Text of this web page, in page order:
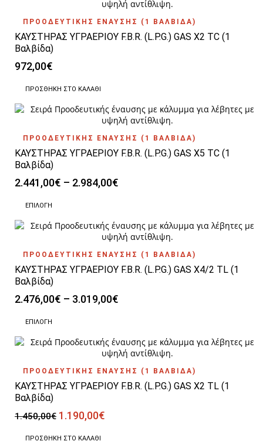
παραλλαγές.
Οι
στη
σελίδα
του
ΠΡΟΟΔΕΥΤΙΚΗΣ ΕΝΑΥΣΗΣ (1 ΒΑΛΒΙΔΑ)
ΚΑΥΣΤΗΡΑΣ ΥΓΡΑΕΡΙΟΥ F.B.R. (L.P.G.) GAS X2 TC (1
Βαλβίδα)
972,00€
ΠΡΟΣΘΉΚΗ ΣΤΟ ΚΑΛΆΘΙ
ΠΡΟΟΔΕΥΤΙΚΗΣ ΕΝΑΥΣΗΣ (1 ΒΑΛΒΙΔΑ)
ΚΑΥΣΤΗΡΑΣ ΥΓΡΑΕΡΙΟΥ F.B.R. (L.P.G.) GAS X5 TC (1
Βαλβίδα)
2.441,00€ – 2.984,00€
2.984,00€
ΕΠΙΛΟΓΉ
προϊόν
παραλλαγές.
Οι
να
σελίδα
του
ΠΡΟΟΔΕΥΤΙΚΗΣ ΕΝΑΥΣΗΣ (1 ΒΑΛΒΙΔΑ)
ΚΑΥΣΤΗΡΑΣ ΥΓΡΑΕΡΙΟΥ F.B.R. (L.P.G.) GAS X4/2 TL (1
Βαλβίδα)
2.476,00€ – 3.019,00€
3.019,00€
ΕΠΙΛΟΓΉ
προϊόν
παραλλαγές.
Οι
να
ΠΡΟΟΔΕΥΤΙΚΗΣ ΕΝΑΥΣΗΣ (1 ΒΑΛΒΙΔΑ)
ΚΑΥΣΤΗΡΑΣ ΥΓΡΑΕΡΙΟΥ F.B.R. (L.P.G.) GAS X2 TL (1
Βαλβίδα)
1.450,00€ Original
was:
1.190,00€
ΠΡΟΣΘΉΚΗ ΣΤΟ ΚΑΛΆΘΙ